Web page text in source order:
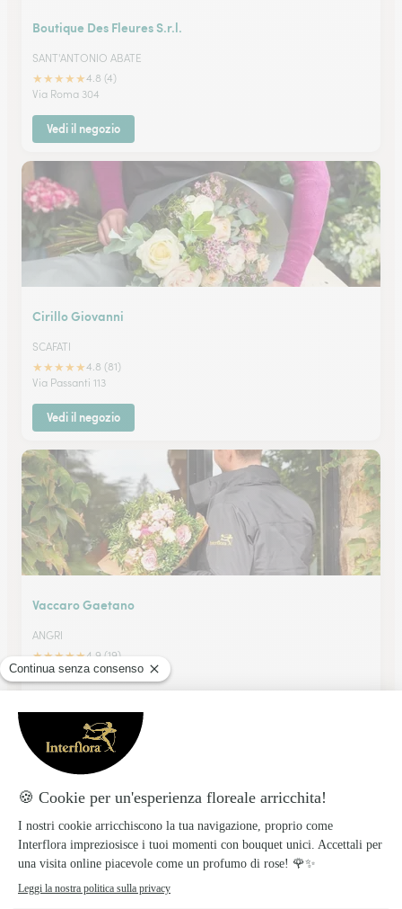
Boutique Des Fleures S.r.l.
SANT'ANTONIO ABATE
★★★★★4.8 (4)
Via Roma 304
Vedi il negozio
Cirillo Giovanni
SCAFATI
★★★★★4.8 (81)
Via Passanti 113
Vedi il negozio
Vaccaro Gaetano
ANGRI
★★★★★4.9 (19)
Via G. Marconi 25
Russo Luigi